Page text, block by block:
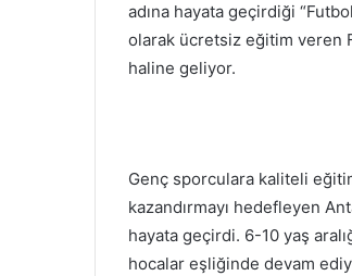
adına hayata geçirdiği
olarak ücretsiz eğitim veren
haline geliyor.
Genç sporculara kaliteli
kazandırmayı hedefleyen
hayata geçirdi. 6-10 yaş
hocalar eşliğinde devam